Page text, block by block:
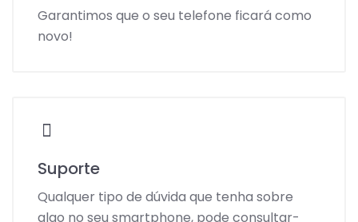
Garantimos que o seu telefone ficará como
novo!
Suporte
Qualquer tipo de dúvida que tenha sobre
algo no seu smartphone, pode consultar-